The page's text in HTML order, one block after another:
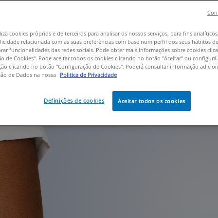
pele seca e de aspeto crepe.
quando selecionamos o
tua pele madura.
cookies próprios e de terceiros para analisar os nossos serviços, para fins
relacionada com as suas preferências com base num perfil dos seus hábitos
funcionalidades das redes sociais. Pode obter mais informações sobre cookies
de Cookies". Pode aceitar todos os cookies clicando no botão "Aceitar" ou
clicando no botão "Configuração de Cookies". Poderá consultar informação
de Dados na nossa
Politica de Privacidade
Definições de cookies Aceitar todos os cookies